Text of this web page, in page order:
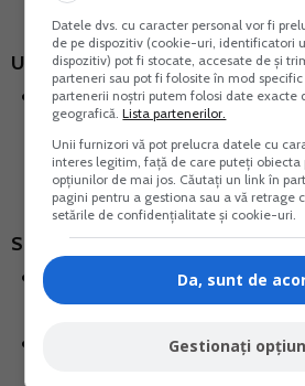
Upgrade Laptop:
Upgrade-uri de hardware,
mai multa memorie RAM sau
cu un SSD pentru o
Servicii de depanare sau
Diagnosticare completa
problemelor de functionare
Teste hardware si software
Datele dvs. cu caracter personal vor fi
de pe dispozitiv (cookie-uri, identificatori
dispozitiv) pot fi stocate, accesate de și
parteneri sau pot fi folosite în mod specific
partenerii noștri putem folosi date exacte
geografică.Lista partenerilor.
Unii furnizori vă pot prelucra datele cu
interes legitim, față de care puteți obiecta
opțiunilor de mai jos. Căutați un link în
pagini pentru a gestiona sau a vă retrage
setările de confidențialitate și cookie-uri.
Da, sunt de
Gestionați